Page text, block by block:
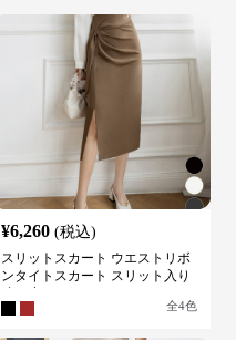
¥6,260 (税込)
スリットスカート ウエストリボ
ンタイトスカート スリット入り
全4色